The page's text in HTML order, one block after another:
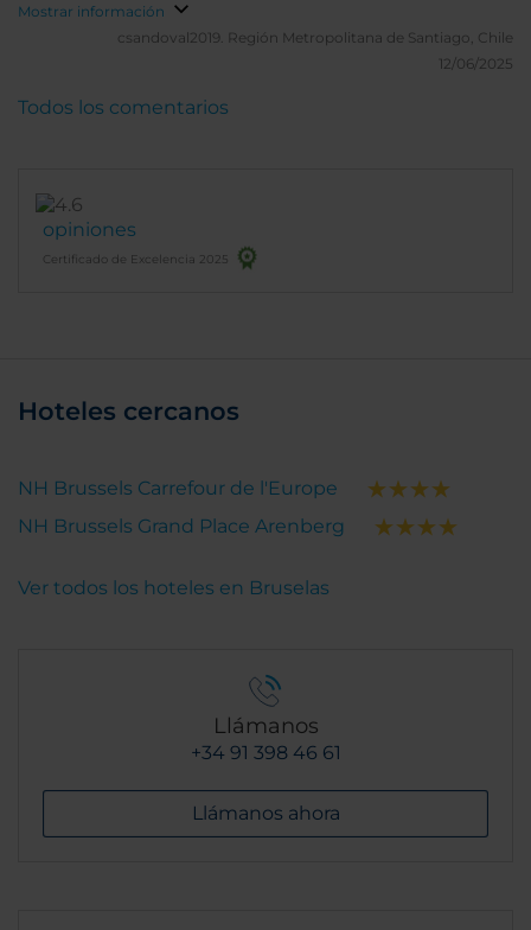
Mostrar información
csandoval2019.
Región Metropolitana de Santiago, Chile
12/06/2025
opiniones
Certificado de Excelencia 2025
Todos los comentarios
Hoteles cercanos
NH Brussels Carrefour de l'Europe
NH Brussels Grand Place Arenberg
Ver todos los hoteles en Bruselas
Llámanos
+34 91 398 46 61
Llámanos ahora